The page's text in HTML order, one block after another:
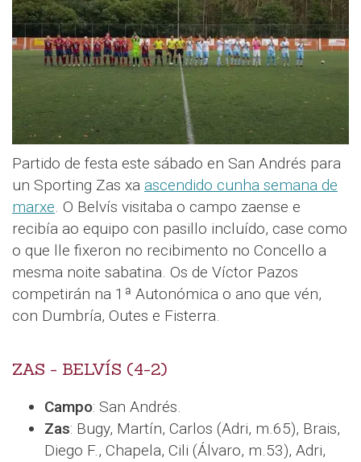
Partido de festa este sábado en San Andrés para
un Sporting Zas xa ascendido cunha semana de
marxe. O Belvís visitaba o campo zaense e
recibía ao equipo con pasillo incluído, case como
o que lle fixeron no recibimento no Concello a
mesma noite sabatina. Os de Víctor Pazos
competirán na 1ª Autonómica o ano que vén,
con Dumbría, Outes e Fisterra.
ZAS - BELVÍS (4-2)
Campo: San Andrés.
Zas: Bugy, Martín, Carlos (Adri, m.65), Brais,
Diego F., Chapela, Cili (Álvaro, m.53), Adri,